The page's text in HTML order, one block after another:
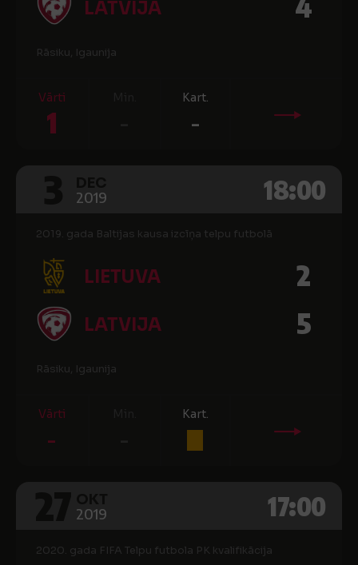
LATVIJA
Rāsiku, Igaunija
Vārti
1
Kart.
-
2019 18:00
2019. gada Baltijas kausa izcīņa telpu futbolā
LIETUVA 2
LATVIJA 5
Rāsiku, Igaunija
Vārti
-
Kart.
2019 17:00
2020. gada FIFA Telpu futbola PK kvalifikācija